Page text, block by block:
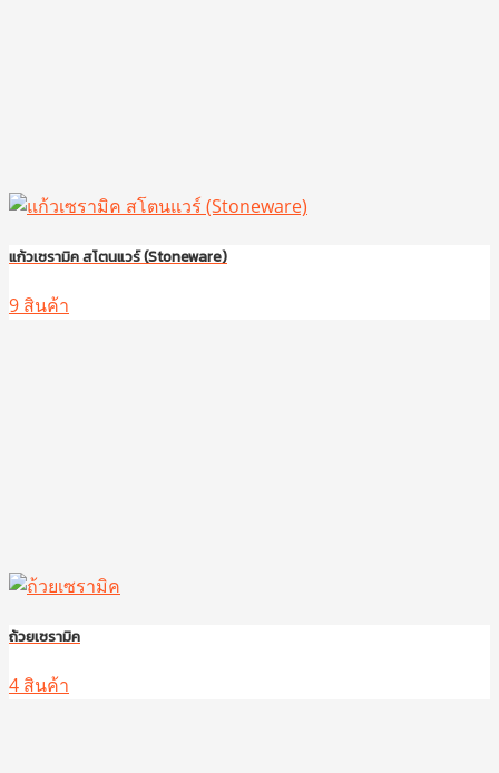
แก้วเซรามิค สโตนแวร์ (Stoneware)
9 สินค้า
ถ้วยเซรามิค
4 สินค้า